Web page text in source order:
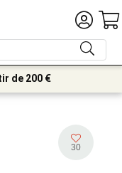
de 200 €
30